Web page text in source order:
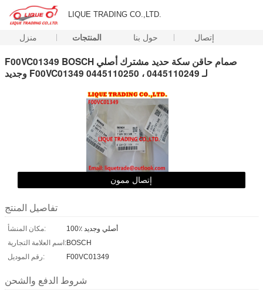
LIQUE TRADING CO.,LTD.
منزل المنتجات حول بنا إتصال
F00VC01349 BOSCH صمام حاقن سكة حديد مشترك أصلي
وجديد F00VC01349 لـ 0445110249 ، 0445110250
إتصال ممون
تفاصيل المنتج
مكان المنشأ:
100٪ أصلي وجديد
اسم العلامة التجارية:BOSCH
رقم الموديل:
F00VC01349
شروط الدفع والشحن